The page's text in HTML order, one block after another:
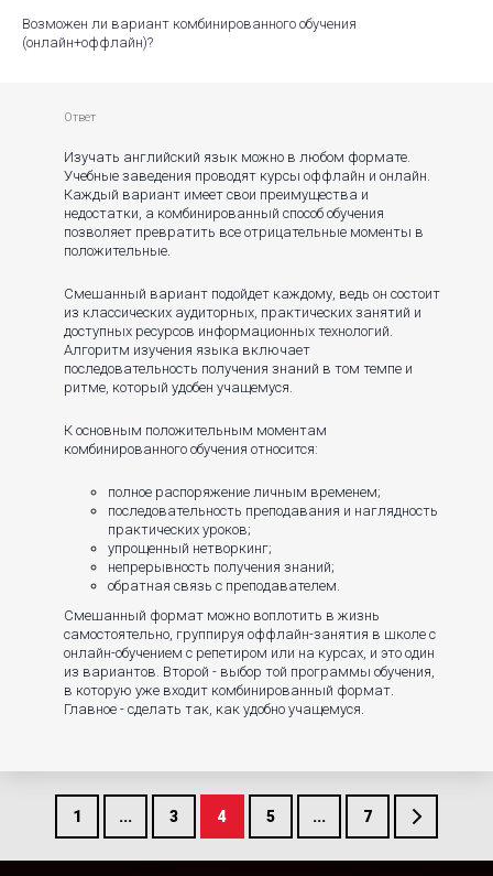
Возможен ли вариант комбинированного обучения
(онлайн+оффлайн)?
Ответ
Изучать английский язык можно в любом формате.
Учебные заведения проводят курсы оффлайн и онлайн.
Каждый вариант имеет свои преимущества и
недостатки, а комбинированный способ обучения
позволяет превратить все отрицательные моменты в
положительные.
Смешанный вариант подойдет каждому, ведь он состоит
из классических аудиторных, практических занятий и
доступных ресурсов информационных технологий.
Алгоритм изучения языка включает
последовательность получения знаний в том темпе и
ритме, который удобен учащемуся.
К основным положительным моментам
комбинированного обучения относится:
полное распоряжение личным временем;
последовательность преподавания и наглядность
практических уроков;
упрощенный нетворкинг;
непрерывность получения знаний;
обратная связь с преподавателем.
Смешанный формат можно воплотить в жизнь
самостоятельно, группируя оффлайн-занятия в школе с
онлайн-обучением с репетиром или на курсах, и это один
из вариантов. Второй - выбор той программы обучения,
в которую уже входит комбинированный формат.
Главное - сделать так, как удобно учащемуся.
1 ... 3 4 5 ... 7